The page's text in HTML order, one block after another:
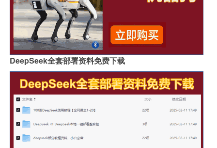
DeepSeek全套部署资料免费下载